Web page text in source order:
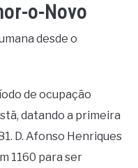
o-Novo
desde o
de ocupação
datando a primeira
D. Afonso Henriques
1160 para ser